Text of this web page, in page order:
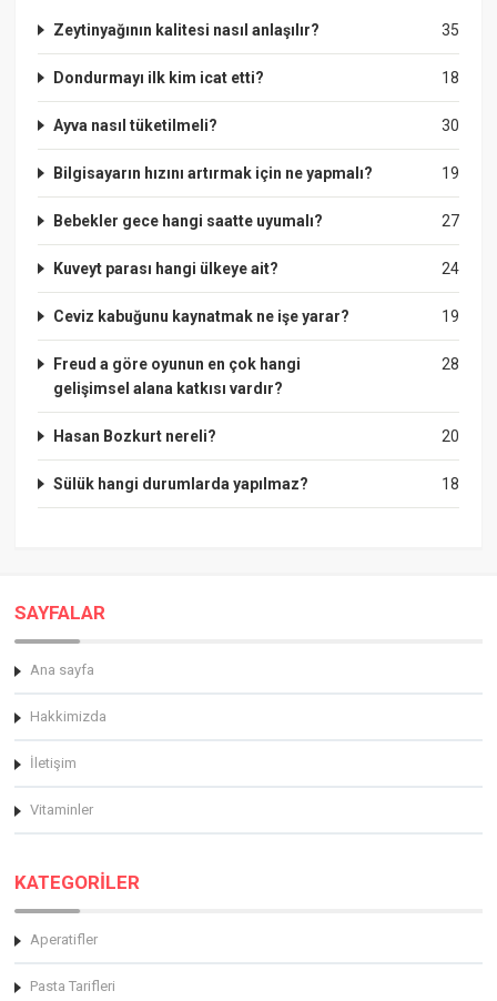
35
Zeytinyağının kalitesi nasıl anlaşılır?
18
Dondurmayı ilk kim icat etti?
30
Ayva nasıl tüketilmeli?
19
Bilgisayarın hızını artırmak için ne yapmalı?
27
Bebekler gece hangi saatte uyumalı?
24
Kuveyt parası hangi ülkeye ait?
19
Ceviz kabuğunu kaynatmak ne işe yarar?
28
Freud a göre oyunun en çok hangi
gelişimsel alana katkısı vardır?
20
Hasan Bozkurt nereli?
18
Sülük hangi durumlarda yapılmaz?
SAYFALAR
Ana sayfa
Hakkimizda
İletişim
Vitaminler
KATEGORİLER
Aperatifler
Pasta Tarifleri